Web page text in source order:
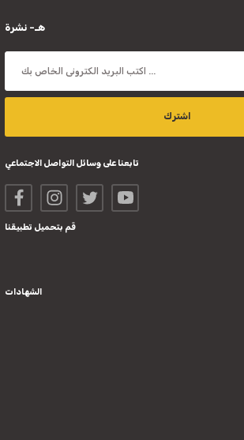
هـ- نشرة
اشترك
تابعنا على وسائل التواصل الاجتماعي
قم بتحميل تطبيقنا
الشهادات